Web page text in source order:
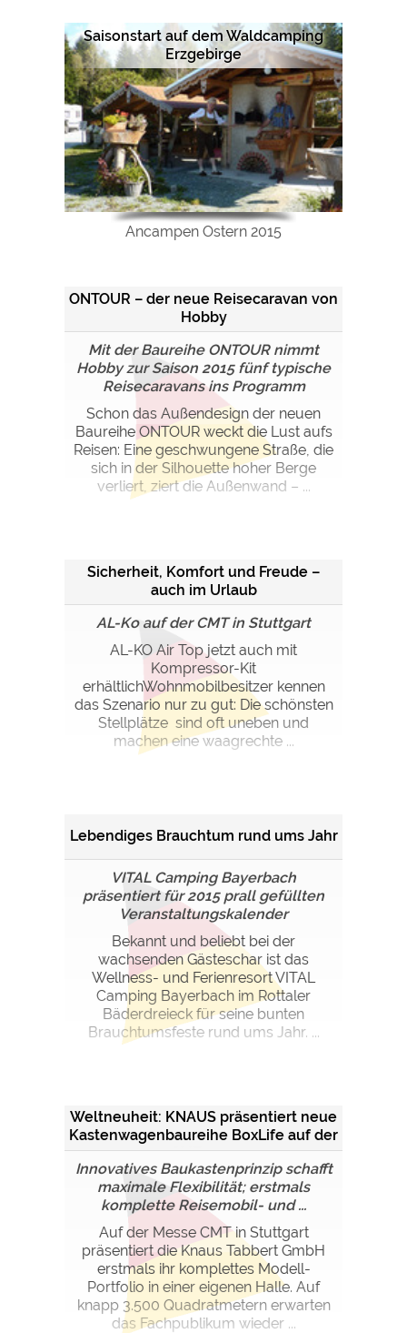
Saisonstart auf dem Waldcamping
Erzgebirge
Ancampen Ostern 2015
ONTOUR – der neue Reisecaravan von
Hobby
Mit der Baureihe ONTOUR nimmt
Hobby zur Saison 2015 fünf typische
Reisecaravans ins Programm
Schon das Außendesign der neuen
Baureihe ONTOUR weckt die Lust aufs
Reisen: Eine geschwungene Straße, die
sich in der Silhouette hoher Berge
verliert, ziert die Außenwand – ...
Sicherheit, Komfort und Freude –
auch im Urlaub
AL-Ko auf der CMT in Stuttgart
AL-KO Air Top jetzt auch mit
Kompressor-Kit
erhältlichWohnmobilbesitzer kennen
das Szenario nur zu gut: Die schönsten
Stellplätze sind oft uneben und
machen eine waagrechte ...
Lebendiges Brauchtum rund ums Jahr
VITAL Camping Bayerbach
präsentiert für 2015 prall gefüllten
Veranstaltungskalender
Bekannt und beliebt bei der
wachsenden Gästeschar ist das
Wellness- und Ferienresort VITAL
Camping Bayerbach im Rottaler
Bäderdreieck für seine bunten
Brauchtumsfeste rund ums Jahr. ...
Weltneuheit: KNAUS präsentiert neue
Kastenwagenbaureihe BoxLife auf der
CMT 2015
Innovatives Baukastenprinzip schafft
maximale Flexibilität; erstmals
komplette Reisemobil- und ...
Auf der Messe CMT in Stuttgart
präsentiert die Knaus Tabbert GmbH
erstmals ihr komplettes Modell-
Portfolio in einer eigenen Halle. Auf
knapp 3.500 Quadratmetern erwarten
das Fachpublikum wieder ...